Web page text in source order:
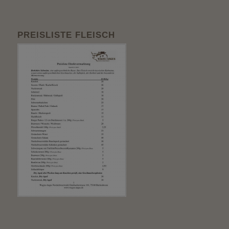
PREISLISTE FLEISCH